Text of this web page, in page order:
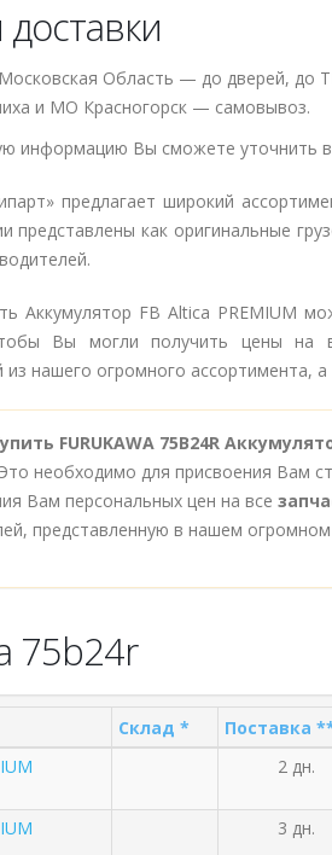
Область — до дверей, до
и МО Красногорск — самовывоз.
информацию Вы сможете уточнить в
предлагает широкий
представлены как оригинальные
Аккумулятор FB Altica PREMIUM
Вы могли получить цены на
из нашего огромного ассортимента,
FURUKAWA 75B24R
необходимо для присвоения Вам
Вам персональных цен на все
представленную в нашем
75b24r
Склад * Поставка
2 дн.
3 дн.